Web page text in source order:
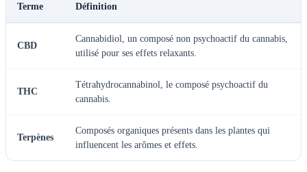
Terme Définition
CBD
Cannabidiol, un composé non psychoactif du cannabis,
utilisé pour ses effets relaxants.
THC
Tétrahydrocannabinol, le composé psychoactif du
cannabis.
Terpènes
Composés organiques présents dans les plantes qui
influencent les arômes et effets.